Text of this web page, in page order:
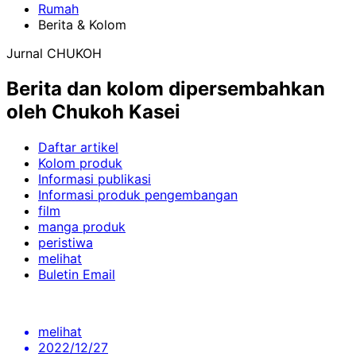
Rumah
Berita & Kolom
Jurnal CHUKOH
Berita dan kolom dipersembahkan
oleh Chukoh Kasei
Daftar artikel
Kolom produk
Informasi publikasi
Informasi produk pengembangan
film
manga produk
peristiwa
melihat
Buletin Email
melihat
2022/12/27